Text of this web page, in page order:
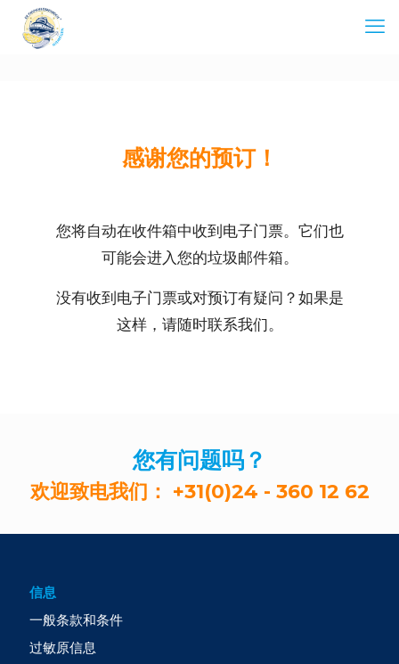
感谢您的预订！
您将自动在收件箱中收到电子门票。它们也
可能会进入您的垃圾邮件箱。
没有收到电子门票或对预订有疑问？如果是
这样，请随时联系我们。
您有问题吗？
欢迎致电我们： +31(0)24 - 360 12 62
信息
一般条款和条件
过敏原信息